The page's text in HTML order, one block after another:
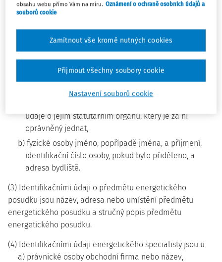
f) evidenční číslo energetického posudku z evidence
(2) Identifikačními údaji o vlastníkovi předmětu
energetického posudku jsou u
adresa pro doručování, liší-li se od adresy sídla,
údaje o jejím statutárním orgánu, který je za ni
oprávněný jednat,
b) fyzické osoby jméno, popřípadě jména, a příjmení,
identifikační číslo osoby, pokud bylo přiděleno, a
adresa bydliště.
(3) Identifikačními údaji o předmětu energetického
posudku jsou název, adresa nebo umístění předmětu
energetického posudku a stručný popis předmětu
energetického posudku.
(4) Identifikačními údaji energetického specialisty jsou u
a) právnické osoby obchodní firma nebo název,
obsahu webu přímo Vám na míru. Oznámení o ochraně osobních údajů a
souborů cookie
Nastavení souborů cookie
Zamítnout vše kromě nutných cookies
Přijmout všechny soubory cookie